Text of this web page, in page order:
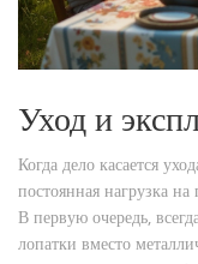
Уход и
Когда дело касается
постоянная нагрузка
В первую очередь,
лопатки вместо